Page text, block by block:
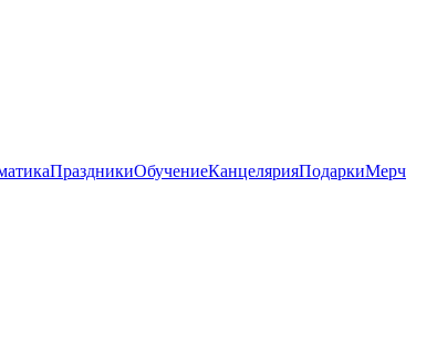
ПраздникиОбучениеКанцелярияПодаркиМерч